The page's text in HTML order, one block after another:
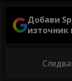
Добави
източник